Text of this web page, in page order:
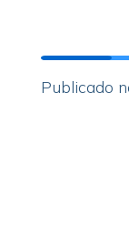
Publicado